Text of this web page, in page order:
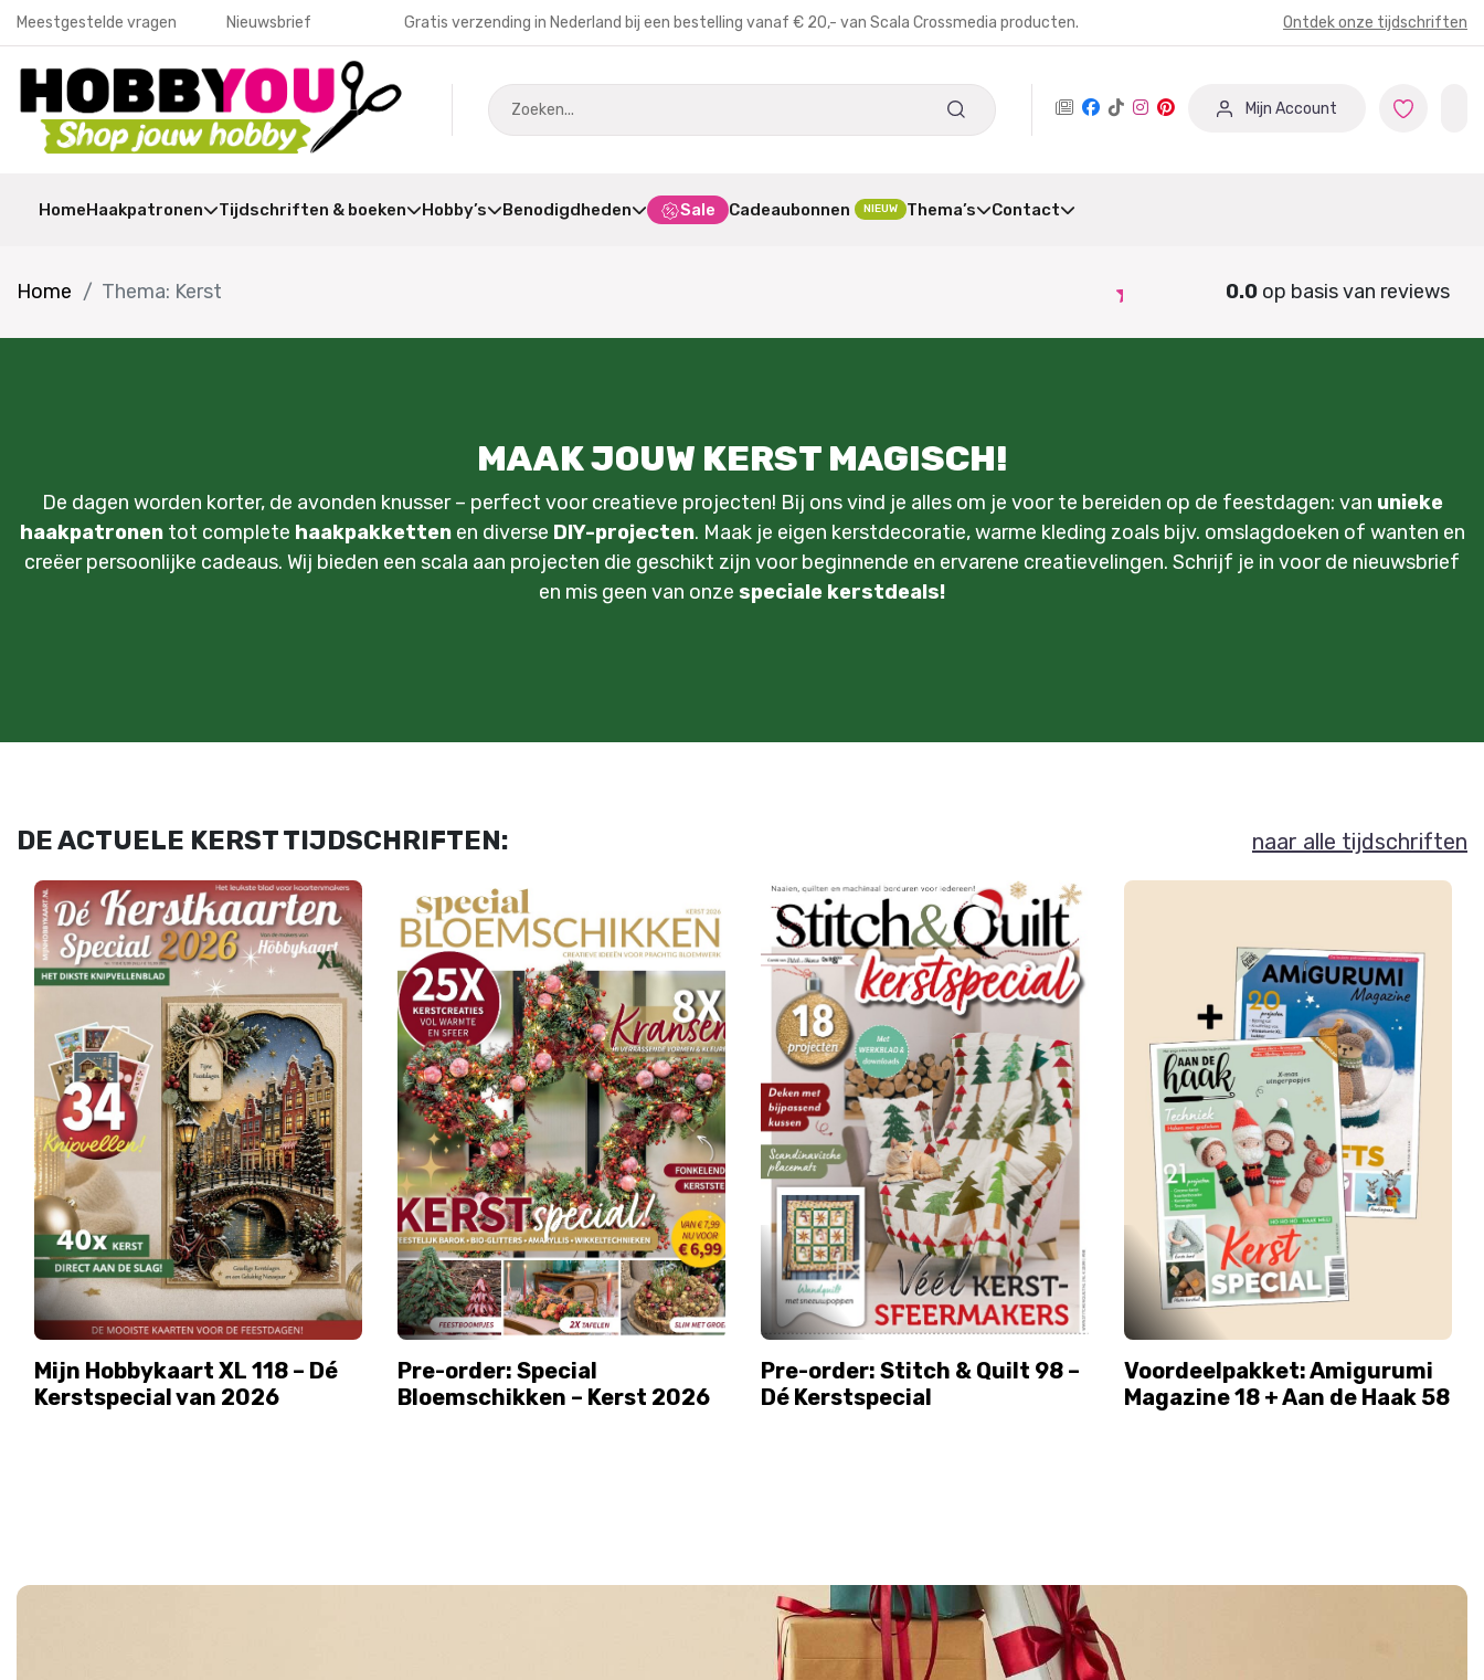
Meestgestelde vragen Nieuwsbrief Gratis verzending in Nederland bij een bestelling vanaf € 20,- van Scala Crossmedia producten. Ontdek onze tijdschriften
Mijn Account
HomeHaakpatronen Tijdschriften & boeken Hobby’s Benodigdheden Sale Cadeaubonnen NIEUW Thema’s Contact
Home Thema: Kerst 0.0 op basis van reviews
MAAK JOUW KERST MAGISCH!
De dagen worden korter, de avonden knusser – perfect voor creatieve projecten! Bij ons vind je alles om je voor te bereiden op de feestdagen: van unieke
haakpatronentot complete haakpakkettenen diverse DIY-projecten. Maak je eigen kerstdecoratie, warme kleding zoals bijv. omslagdoeken of wanten en
creëer persoonlijke cadeaus. Wij bieden een scala aan projecten die geschikt zijn voor beginnende en ervarene creatievelingen. Schrijf je in voor de nieuwsbrief
en mis geen van onze speciale kerstdeals!
DE ACTUELE KERST TIJDSCHRIFTEN: naar alle tijdschriften
Mijn Hobbykaart XL 118 – Dé
Kerstspecial van 2026
Pre-order: Special
Bloemschikken – Kerst 2026
Pre-order: Stitch & Quilt 98 –
Dé Kerstspecial
Voordeelpakket: Amigurumi
Magazine 18 + Aan de Haak 58